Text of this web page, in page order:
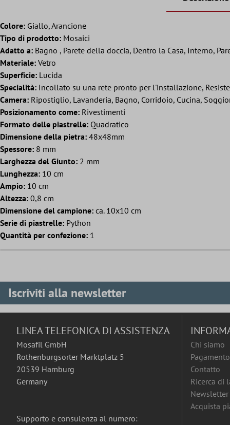
Colore: Giallo, Arancione
Tipo di prodotto: Mosaici
Adatto a: Bagno , Parete della doccia, Dentro la Casa, Interno,
Materiale: Vetro
Superficie: Lucida
Specialità: Incollato su una rete pronto per l'installazione,
Camera: Ripostiglio, Lavanderia, Bagno, Corridoio, Cucina,
Posizionamento come: Rivestimenti
Formato delle piastrelle: Quadratico
Dimensione della pietra: 48x48mm
Spessore: 8 mm
Larghezza del Giunto: 2 mm
Lunghezza: 10 cm
Ampio: 10 cm
Altezza: 0,8 cm
Dimensione del campione: ca. 10x10 cm
Serie di piastrelle: Python
Quantità per confezione: 1
Iscriviti alla newsletter
LINEA TELEFONICA DI ASSISTENZA
Mosafil GmbH
Rothenburgsorter Marktplatz 5
20539 Hamburg
Germany
Supporto e consulenza al numero:
Chi siamo
Contatto
Ricerca di
Newsletter
Acquista